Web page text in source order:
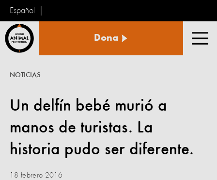
Español
Animal
Dona
Un delfín bebé murió a
manos de turistas. La
historia pudo ser diferente.
NOTICIAS
18 febrero 2016